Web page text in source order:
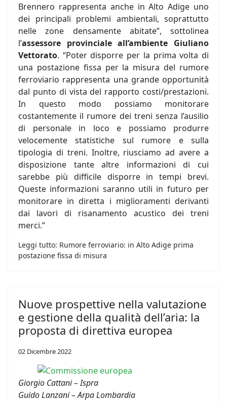
Brennero rappresenta anche in Alto Adige uno
dei principali problemi ambientali, soprattutto
nelle zone densamente abitate”, sottolinea
l’assessore provinciale all’ambiente Giuliano
Vettorato. “Poter disporre per la prima volta di
una postazione fissa per la misura del rumore
ferroviario rappresenta una grande opportunità
dal punto di vista del rapporto costi/prestazioni.
In questo modo possiamo monitorare
costantemente il rumore dei treni senza l’ausilio
di personale in loco e possiamo produrre
velocemente statistiche sul rumore e sulla
tipologia di treni. Inoltre, riusciamo ad avere a
disposizione tante altre informazioni di cui
sarebbe più difficile disporre in tempi brevi.
Queste informazioni saranno utili in futuro per
monitorare in diretta i miglioramenti derivanti
dai lavori di risanamento acustico dei treni
merci.”
Leggi tutto: Rumore ferroviario: in Alto Adige prima
postazione fissa di misura
Nuove prospettive nella valutazione
e gestione della qualità dell’aria: la
proposta di direttiva europea
02 Dicembre 2022
Giorgio Cattani – Ispra
Guido Lanzani–Arpa Lombardia